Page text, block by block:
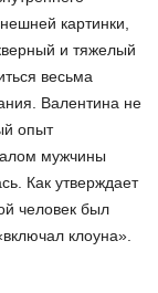
картинки,
и тяжелый
весьма
Валентина не
опыт
мужчины
Как утверждает
человек был
клоуна».